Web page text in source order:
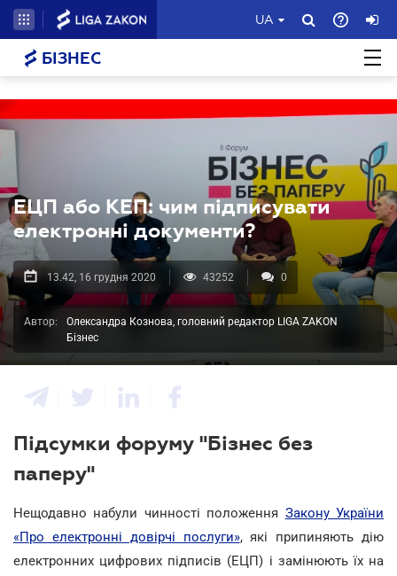
UA
БІЗНЕС
ЕЦП або КЕП: чим підписувати
електронні документи?
13.42, 16 грудня 2020 43252 0
Автор:
Олександра Кознова, головний редактор LIGA ZAKON
Бізнес
Підсумки форуму "Бізнес без
паперу"
Нещодавно набули чинності положення Закону України
«Про електронні довірчі послуги», які припиняють дію
електронних цифрових підписів (ЕЦП) і замінюють їх на